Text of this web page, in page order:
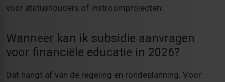
voor statushouders of instroomprojecten.
Wanneer kan ik subsidie aanvragen
voor financiële educatie in 2026?
Dat hangt af van de regeling en rondeplanning. Voor